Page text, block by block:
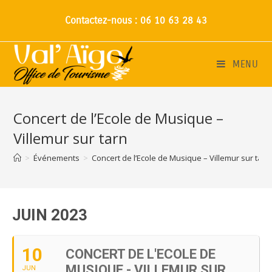
Contactez-nous : 06 10 63 28 43
MENU
Concert de l’Ecole de Musique –
Villemur sur tarn
> Événements > Concert de l’Ecole de Musique – Villemur sur tarn
JUIN 2023
10
JUN
CONCERT DE L'ECOLE DE